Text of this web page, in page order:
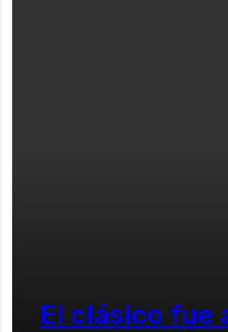
El clásico fue